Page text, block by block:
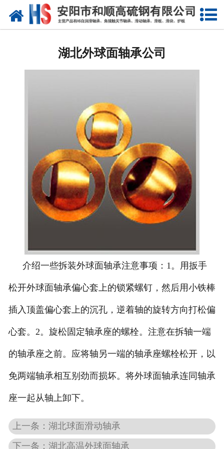
网站首页
湖北自润滑耐磨衬板
湖北铜合金镶嵌石墨
湖北高硫合金钢产品
湖北滑动轴承
湖北 环冷机轴承
湖北外球面轴承公司
介绍一些拆装外球面轴承注意事项：1。用扳手
松开外球面轴承偏心套上的锁紧螺钉，然后用小铁棒
插入顶盖偏心套上的沉孔，逆着轴的旋转方向打松偏
心套。2。旋松固定轴承座的螺栓。注意在拆轴一端
的轴承座之前。应将轴另一端的轴承座螺栓松开，以
免两端轴承相互别劲而损坏。将外球面轴承连同轴承
座一起从轴上卸下。
上一条：湖北球面滑动轴承
下一条：湖北高温外球面轴承